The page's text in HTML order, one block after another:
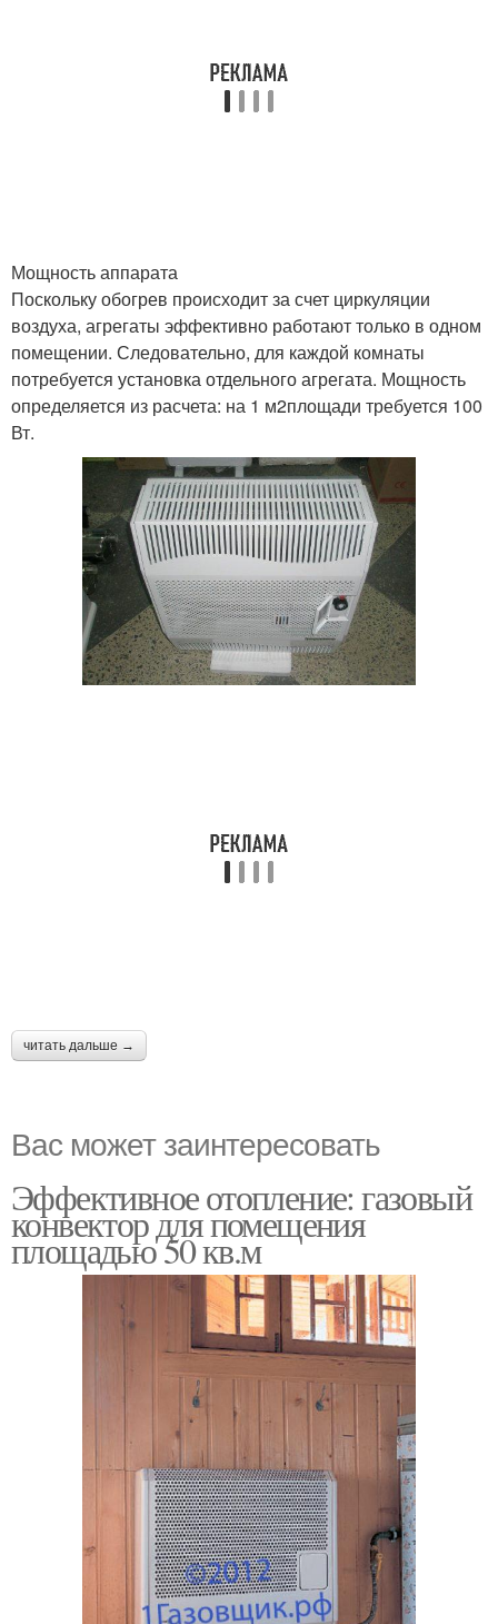
Мощность аппарата
Поскольку обогрев происходит за счет циркуляции
воздуха, агрегаты эффективно работают только в одном
помещении. Следовательно, для каждой комнаты
потребуется установка отдельного агрегата. Мощность
определяется из расчета: на 1 м2площади требуется 100
Вт.
читать дальше →
Вас может заинтересовать
Эффективное отопление: газовый
конвектор для помещения
площадью 50 кв.м